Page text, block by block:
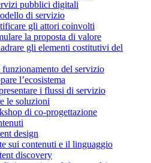
pubblici digitali
di servizio
gli attori coinvolti
la proposta di valore
gli elementi costitutivi del
del servizio
l’ecosistema
i flussi di servizio
le soluzioni
di co-progettazione
design
sui contenuti e il linguaggio
discovery